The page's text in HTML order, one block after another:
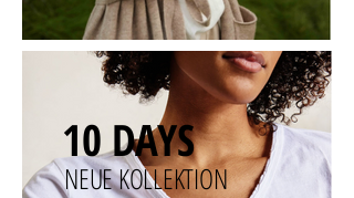
10 DAYS
NEUE KOLLEKTION